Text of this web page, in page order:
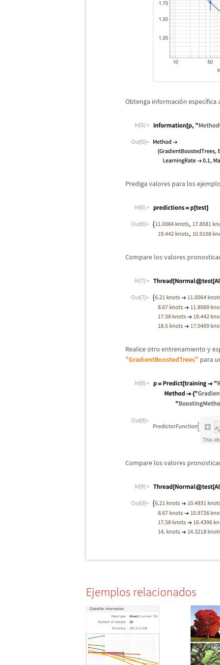
Obtenga información específica
In[5]:=
Out[5]=
Prediga valores para los
In[6]:=
Out[6]=
Compare los valores
In[7]:=
Out[7]=
Realice otro entrenamiento y
"GradientBoostedTrees" para
In[8]:=
Out[8]=
Compare los valores
In[9]:=
Out[9]=
Ejemplos relacionados